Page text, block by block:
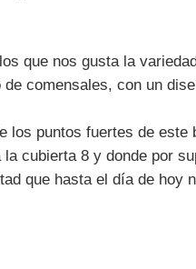
que nos gusta la
comensales, con un
los puntos fuertes de
la cubierta 8 y donde por
que hasta el día de hoy